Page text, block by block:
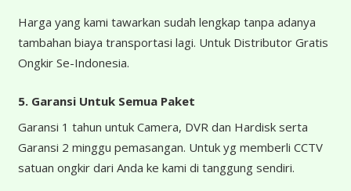
Harga yang kami tawarkan sudah lengkap tanpa adanya
tambahan biaya transportasi lagi. Untuk Distributor Gratis
Ongkir Se-Indonesia.
5. Garansi Untuk Semua Paket
Garansi 1 tahun untuk Camera, DVR dan Hardisk serta
Garansi 2 minggu pemasangan. Untuk yg memberli CCTV
satuan ongkir dari Anda ke kami di tanggung sendiri.